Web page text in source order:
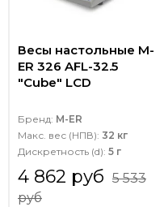
Весы настольные M-
ER 326 AFL-32.5
"Cube" LCD
Бренд: M-ER
Макс. вес (НПВ): 32 кг
Дискретность (d): 5 г
4 862 руб 5 533
руб